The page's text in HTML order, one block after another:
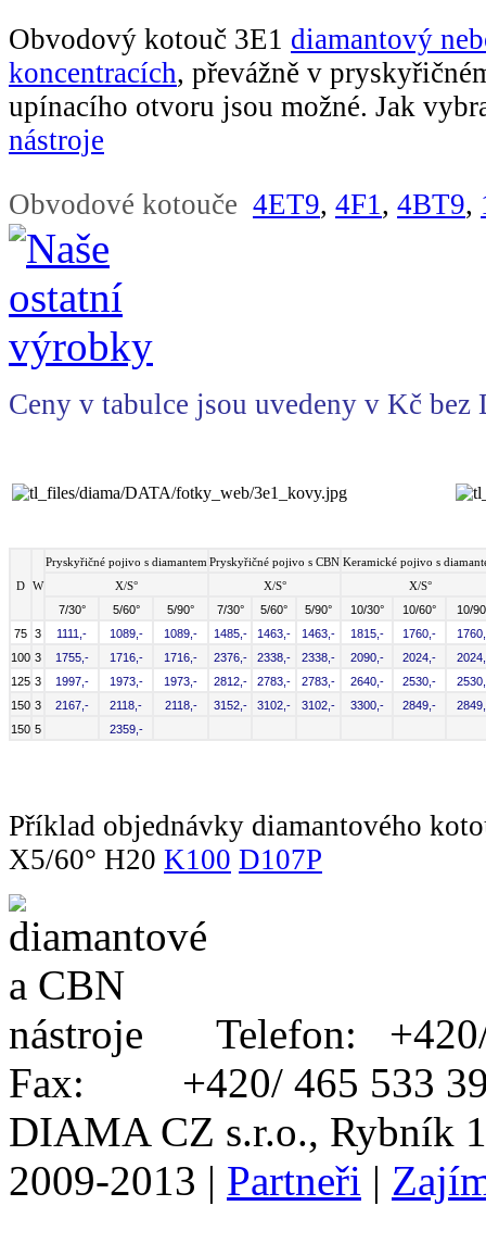
Obvodový kotouč 3E1 diamantový
koncentracích, převážně v
upínacího otvoru jsou možné. Jak
nástroje
Obvodové kotouče 4ET9, 4F1 , 4BT9,
Ceny v tabulce jsou uvedeny v Kč bez
D W
Pryskyřičné pojivo s diamantem Pryskyřičné pojivo s CBN Keramické pojivo s
X/S°
X/S°
X/S°
7/30°
5/60° 5/90° 7/30° 5/60° 5/90° 10/30° 10/60°
10/
75 3 1111,- 1089,- 1089,- 1485,- 1463,- 1463,- 1815,- 1760,-
100 3 1755,- 1716,- 1716,- 2376,- 2338,- 2338,- 2090,- 2024,-
125 3 1997,- 1973,- 1973,- 2812,- 2783,- 2783,- 2640,- 2530,-
150 3 2167,- 2118,- 2118,- 3152,- 3102,- 3102,- 3300,- 2849,-
150 5 2359,-
Příklad objednávky diamantového
X5/60° H20 K100 D107P
Telefon:
Fax: +420/ 465 533
DIAMA CZ s.r.o., Rybník
2009-2013 | Partneři |